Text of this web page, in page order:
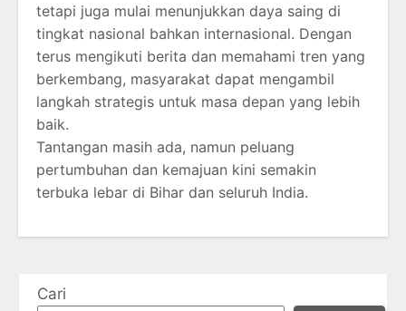
tetapi juga mulai menunjukkan daya saing di
tingkat nasional bahkan internasional. Dengan
terus mengikuti berita dan memahami tren yang
berkembang, masyarakat dapat mengambil
langkah strategis untuk masa depan yang lebih
baik.
Tantangan masih ada, namun peluang
pertumbuhan dan kemajuan kini semakin
terbuka lebar di Bihar dan seluruh India.
Cari